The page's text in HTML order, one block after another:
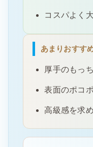
コスパよく
あまりおすす
厚手のもっ
表面のポコ
高級感を求